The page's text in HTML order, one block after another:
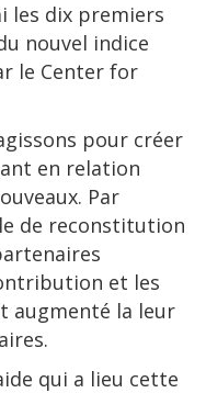
les dix premiers
nouvel indice
le Center for
pour créer
en relation
Par
de reconstitution
et les
augmenté la leur
qui a lieu cette